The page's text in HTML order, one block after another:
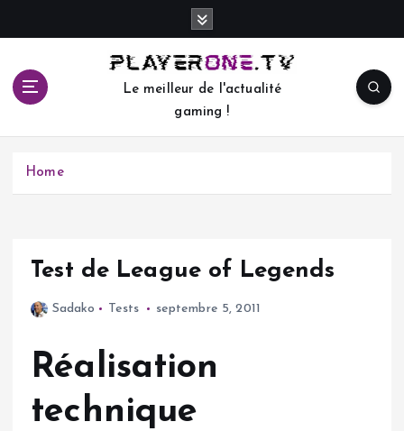
c
Le meilleur de l'actualité
gaming !
Home
Test de League of Legends
Sadako Tests septembre 5, 2011
Réalisation
technique